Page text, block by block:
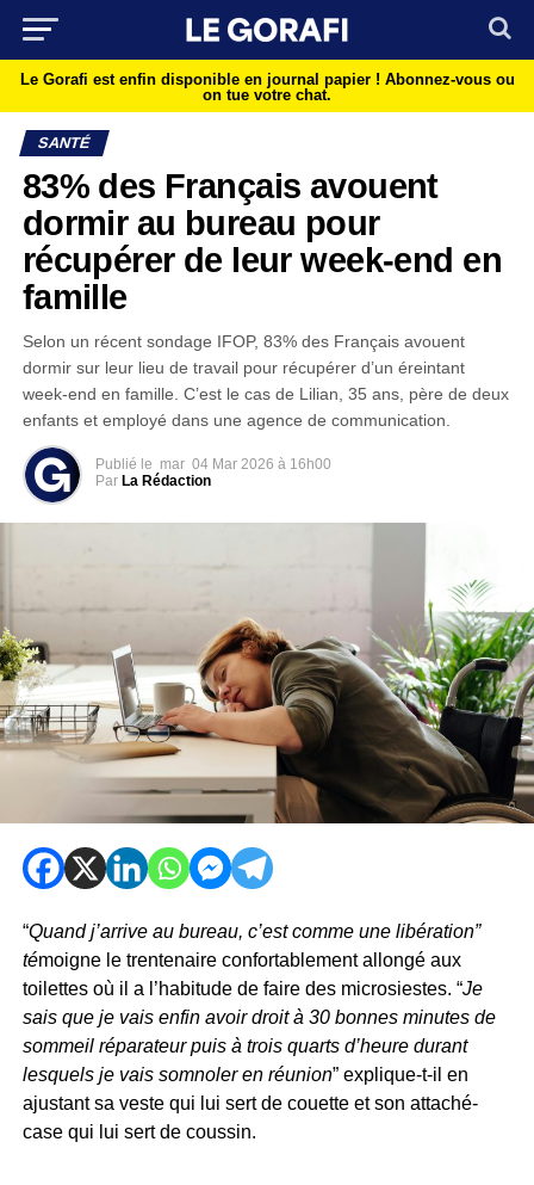
Le Gorafi est enfin disponible en journal papier ! Abonnez-vous ou
on tue votre chat.
SANTÉ
83% des Français avouent
dormir au bureau pour
récupérer de leur week-end en
famille
Selon un récent sondage IFOP, 83% des Français avouent
dormir sur leur lieu de travail pour récupérer d’un éreintant
week-end en famille. C’est le cas de Lilian, 35 ans, père de deux
enfants et employé dans une agence de communication.
Publié le mar 04 Mar 2026 à 16h00
Par La Rédaction
“Quand j’arrive au bureau, c’est comme une libération”
témoigne le trentenaire confortablement allongé aux
toilettes où il a l’habitude de faire des microsiestes. “Je
sais que je vais enfin avoir droit à 30 bonnes minutes de
sommeil réparateur puis à trois quarts d’heure durant
lesquels je vais somnoler en réunion” explique-t-il en
ajustant sa veste qui lui sert de couette et son attaché-
case qui lui sert de coussin.